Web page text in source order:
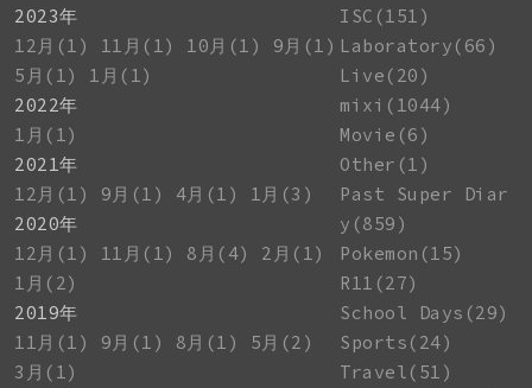
2023年
12月(1)
11月(1) 10月(1)
9月(1)
5月(1)
1月(1)
2022年
1月(1)
2021年
12月(1)
9月(1) 4月(1)
1月(3)
2020年
12月(1)
11月(1) 8月(4)
2月(1)
1月(2)
2019年
11月(1)
9月(1) 8月(1)
5月(2)
3月(1)
ISC(151)
Laboratory(66)
Live(20)
mixi(1044)
Movie(6)
Other(1)
Past Super Diar
y(859)
Pokemon(15)
R11(27)
School Days(29)
Sports(24)
Travel(51)